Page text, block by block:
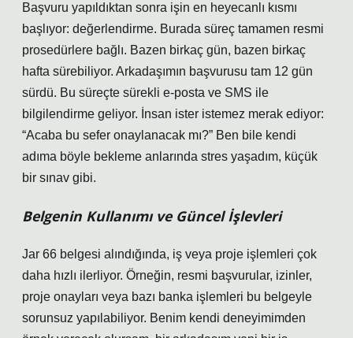
Başvuru yapıldıktan sonra işin en heyecanlı kısmı
başlıyor: değerlendirme. Burada süreç tamamen resmi
prosedürlere bağlı. Bazen birkaç gün, bazen birkaç
hafta sürebiliyor. Arkadaşımın başvurusu tam 12 gün
sürdü. Bu süreçte sürekli e-posta ve SMS ile
bilgilendirme geliyor. İnsan ister istemez merak ediyor:
“Acaba bu sefer onaylanacak mı?” Ben bile kendi
adıma böyle bekleme anlarında stres yaşadım, küçük
bir sınav gibi.
Belgenin Kullanımı ve Güncel İşlevleri
Jar 66 belgesi alındığında, iş veya proje işlemleri çok
daha hızlı ilerliyor. Örneğin, resmi başvurular, izinler,
proje onayları veya bazı banka işlemleri bu belgeyle
sorunsuz yapılabiliyor. Benim kendi deneyimimden